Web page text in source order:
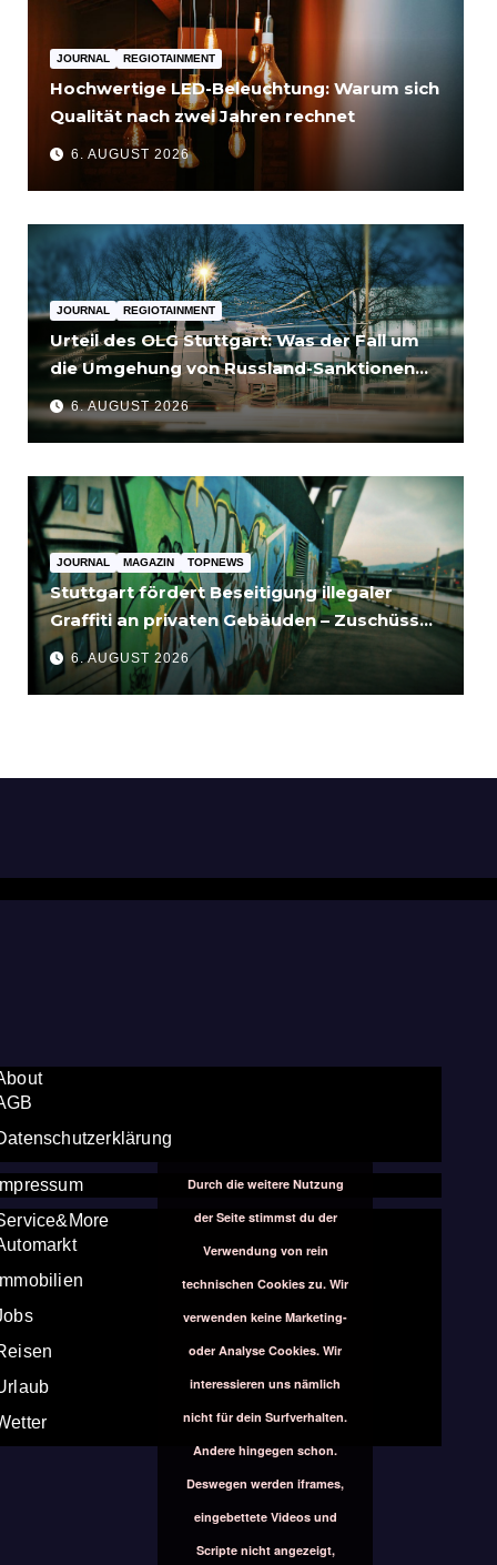
JOURNAL REGIOTAINMENT
Hochwertige LED-Beleuchtung: Warum sich
Qualität nach zwei Jahren rechnet
6. AUGUST 2026
JOURNAL REGIOTAINMENT
Urteil des OLG Stuttgart: Was der Fall um
die Umgehung von Russland-Sanktionen
für Unternehmen bedeutet
6. AUGUST 2026
JOURNAL MAGAZIN TOPNEWS
Stuttgart fördert Beseitigung illegaler
Graffiti an privaten Gebäuden – Zuschüsse
bis 3.500 Euro
6. AUGUST 2026
Durch die weitere Nutzung
der Seite stimmst du der
Verwendung von rein
technischen Cookies zu. Wir
verwenden keine Marketing-
oder Analyse Cookies. Wir
interessieren uns nämlich
nicht für dein Surfverhalten.
Andere hingegen schon.
Deswegen werden iframes,
eingebettete Videos und
Scripte nicht angezeigt,